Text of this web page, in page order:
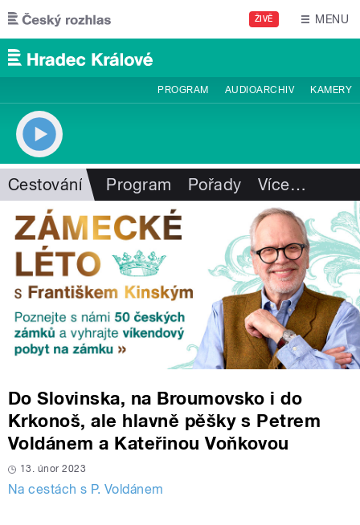
Přejít k hlavnímu obsahu
ŽIVĚ MENU
PROGRAM AUDIOARCHIV KAMERY
Cestování Program Pořady Více…
Do Slovinska, na Broumovsko i do
Krkonoš, ale hlavně pěšky s Petrem
Voldánem a Kateřinou Voňkovou
13. únor 2023
Na cestách s P. Voldánem